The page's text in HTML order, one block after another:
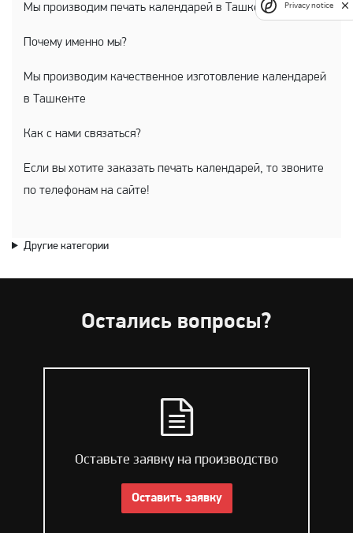
Мы производим печать календарей в Ташкенте
Почему именно мы?
Мы производим качественное изготовление календарей
в Ташкенте
Как с нами связаться?
Если вы хотите заказать печать календарей, то звоните
по телефонам на сайте!
Другие категории
Остались вопросы?
Оставьте заявку на производство
Оставить заявку
Privacy notice